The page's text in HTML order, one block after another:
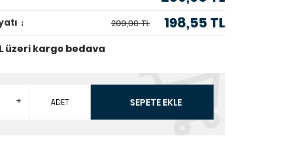
209,00 TL 198,55 TL
üzeri kargo bedava
+ ADET SEPETE EKLE